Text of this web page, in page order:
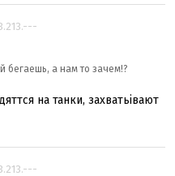
бегаешь, а нам то зачем!?
на танки, захватьівают